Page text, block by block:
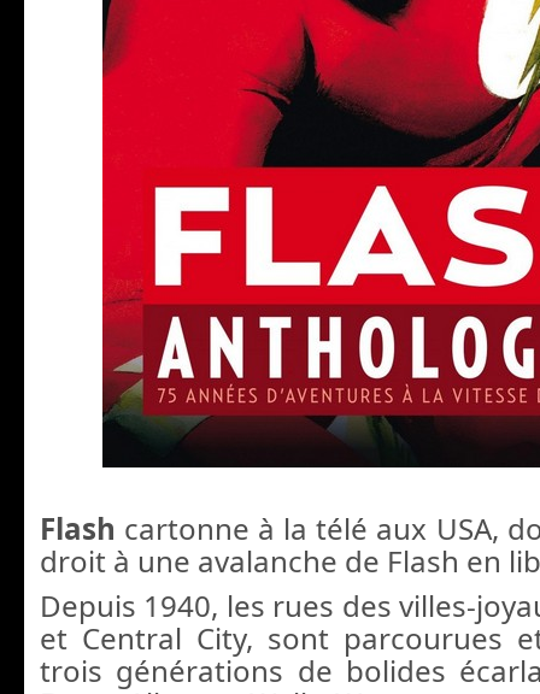
Flash cartonne à la télé aux USA,
droit à une avalanche de Flash en
Depuis 1940, les rues des villes-
et Central City, sont parcourues
trois générations de bolides